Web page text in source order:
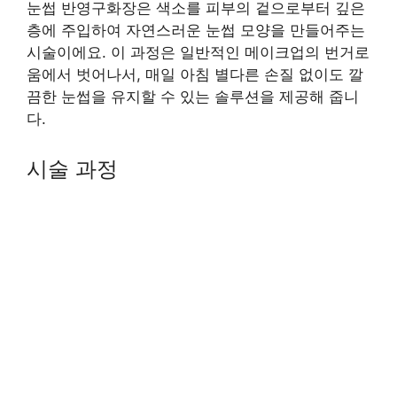
눈썹 반영구화장은 색소를 피부의 겉으로부터 깊은
층에 주입하여 자연스러운 눈썹 모양을 만들어주는
시술이에요. 이 과정은 일반적인 메이크업의 번거로
움에서 벗어나서, 매일 아침 별다른 손질 없이도 깔
끔한 눈썹을 유지할 수 있는 솔루션을 제공해 줍니
다.
시술 과정